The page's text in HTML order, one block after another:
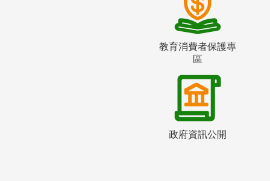
教育消費者保護專
區
政府資訊公開